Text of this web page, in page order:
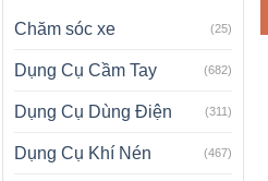
Chăm sóc xe (25)
Dụng Cụ Cầm Tay (682)
Dụng Cụ Dùng Điện (311)
Dụng Cụ Khí Nén (467)